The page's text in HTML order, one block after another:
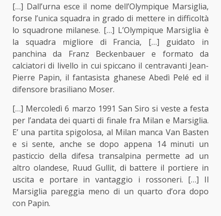
[…] Dall’urna esce il nome dell’Olympique Marsiglia,
forse l’unica squadra in grado di mettere in difficoltà
lo squadrone milanese. […] L’Olympique Marsiglia è
la squadra migliore di Francia, […] guidato in
panchina da Franz Beckenbauer e formato da
calciatori di livello in cui spiccano il centravanti Jean-
Pierre Papin, il fantasista ghanese Abedì Pelé ed il
difensore brasiliano Moser.
[…] Mercoledì 6 marzo 1991 San Siro si veste a festa
per l’andata dei quarti di finale fra Milan e Marsiglia.
E’ una partita spigolosa, al Milan manca Van Basten
e si sente, anche se dopo appena 14 minuti un
pasticcio della difesa transalpina permette ad un
altro olandese, Ruud Gullit, di battere il portiere in
uscita e portare in vantaggio i rossoneri. […] Il
Marsiglia pareggia meno di un quarto d’ora dopo
con Papin.